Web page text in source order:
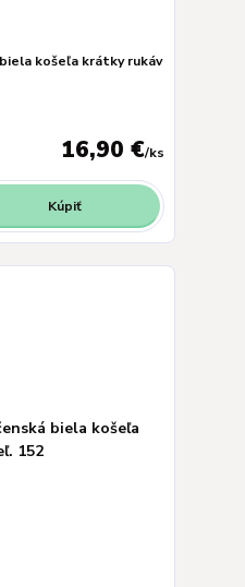
košeľa krátky rukáv
16,90 €/ks
Kúpiť